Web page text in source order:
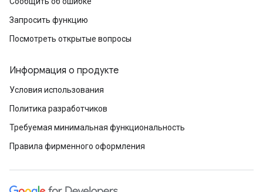
Запросить функцию
Посмотреть открытые вопросы
Информация о продукте
Условия использования
Политика разработчиков
Требуемая минимальная функциональность
Правила фирменного оформления